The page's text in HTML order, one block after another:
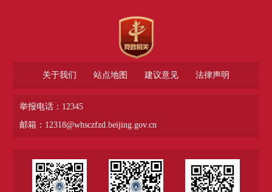
关于我们 站点地图 建议意见 法律声明
举报电话：12345
邮箱：12318@whsczfzd.beijing.gov.cn